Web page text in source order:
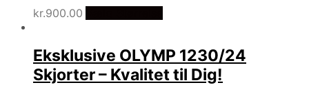
kr.900.00
Eksklusive OLYMP 1230/24
Skjorter – Kvalitet til Dig!